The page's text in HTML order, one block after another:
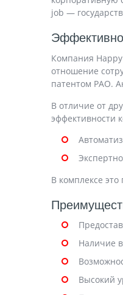
job —
Компания
отношение
патентом РАО.
В отличие от
эффективности
В комплексе
Наличие
Высокий